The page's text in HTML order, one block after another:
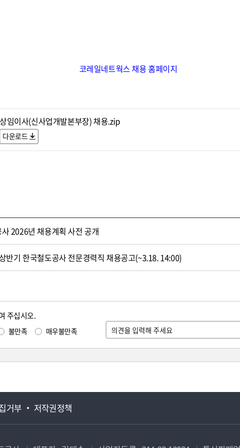
코레일네트웍스 채용 홈페이지
상임이사(신사업개발본부장) 채용.zip
다운로드
2026년 채용계획 사전 공개
반기 한국철도공사 전문경력직 채용공고(~3.18. 14:00)
주십시오.
불만족 매우불만족
거부 저작권정책